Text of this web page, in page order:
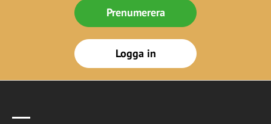
Prenumerera
Logga in